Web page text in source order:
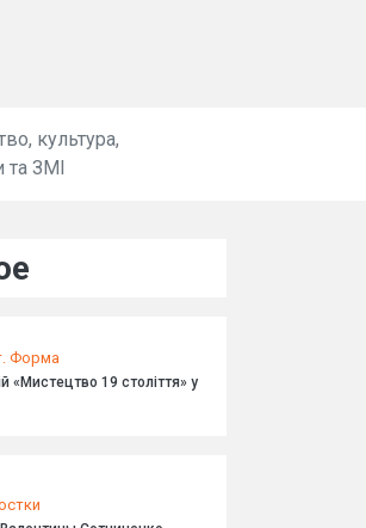
культура,
та ЗМІ
Форма
«Мистецтво 19 століття» у